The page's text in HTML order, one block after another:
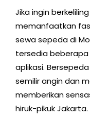
Jika ingin
memanfaatkan
sewa sepeda di
tersedia
aplikasi.
semilir angin dan
memberikan
hiruk-pikuk Jakarta.